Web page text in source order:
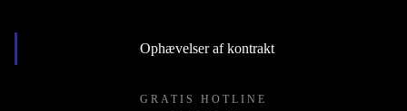
Ophævelser af kontrakt
GRATIS HOTLINE